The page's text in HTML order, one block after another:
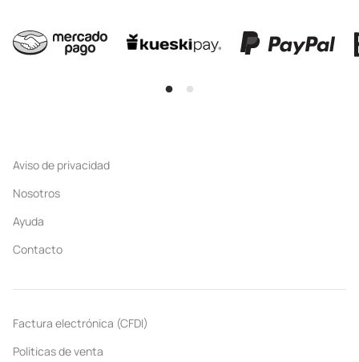
Aviso de privacidad
Nosotros
Ayuda
Contacto
Factura electrónica (CFDI)
Politicas de venta